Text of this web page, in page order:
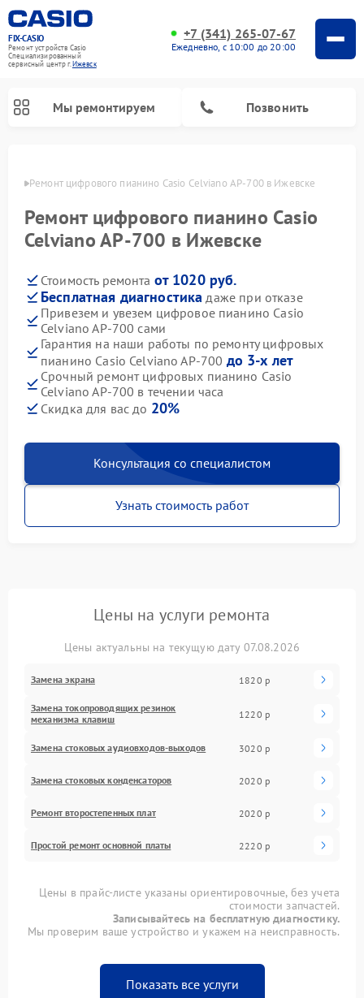
FIX-CASIO
Ремонт устройств Casio
Специализированный
cервисный центр г.Ижевск
+7 (341) 265-07-67
Ежедневно, с 10:00 до 20:00
Мы ремонтируем Позвонить
Ремонт цифрового пианино Casio Celviano AP-700 в Ижевске
Ремонт цифрового пианино Casio
Celviano AP-700 в Ижевске
Стоимость ремонта от 1020 руб.
Бесплатная диагностика даже при отказе
Привезем и увезем цифровое пианино Casio
Celviano AP-700 сами
Гарантия на наши работы по ремонту цифровых
пианино Casio Celviano AP-700 до 3-х лет
Срочный ремонт цифровых пианино Casio
Celviano AP-700 в течении часа
Скидка для вас до 20%
Консультация со специалистом
Узнать стоимость работ
Цены на услуги ремонта
Цены актуальны на текущую дату 07.08.2026
Замена экрана 1820 р
Замена токопроводящих резинок
механизма клавиш
1220 р
Замена стоковых аудиовходов-выходов 3020 р
Замена стоковых конденсаторов 2020 р
Ремонт второстепенных плат 2020 р
Простой ремонт основной платы 2220 р
Цены в прайс-листе указаны ориентировочные, без учета
стоимости запчастей.
Записывайтесь на бесплатную диагностику.
Мы проверим ваше устройство и укажем на неисправность.
Показать все услуги